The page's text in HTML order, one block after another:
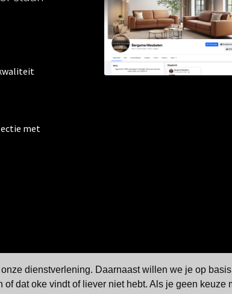
dienstverlening. Daarnaast willen we je op
dat oke vindt of liever niet hebt. Als je geen keuze
met